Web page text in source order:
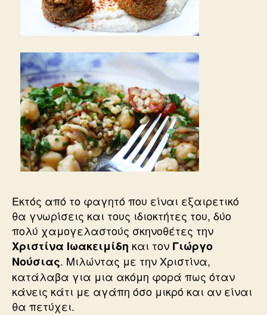
Εκτός από το φαγητό που είναι εξαιρετικό
θα γνωρίσεις και τους ιδιοκτήτες του, δύο
πολύ χαμογελαστούς σκηνοθέτες την
Χριστίνα Ιωακειμίδη και τον Γιώργο
Νούσιας. Μιλώντας με την Χριστίνα,
κατάλαβα για μια ακόμη φορά πως όταν
κάνεις κάτι με αγάπη όσο μικρό και αν είναι
θα πετύχει.